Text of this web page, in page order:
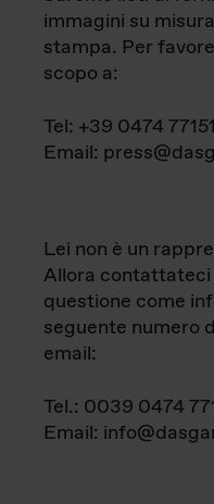
immagini su
stampa. Per
scopo a:
Tel: +39 0474
Email:
Lei non è un
Allora contattateci
questione come
seguente numero
email:
Tel.: 0039 0474
Email: